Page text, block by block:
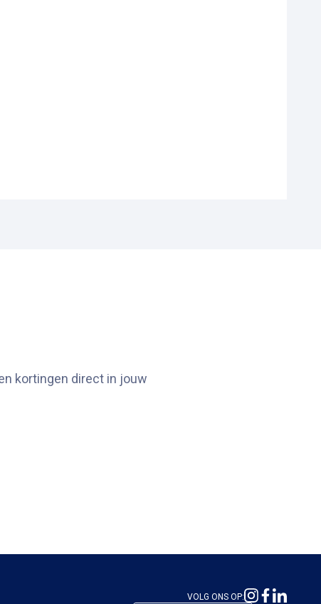
kortingen direct in jouw
VOLG ONS OP: